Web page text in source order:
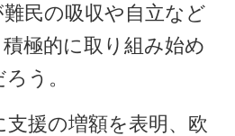
民の吸収や自立など
極的に取り組み始め
う。
援の増額を表明、欧